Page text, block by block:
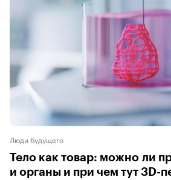
Люди будущего
Тело как товар: можно ли
и органы и при чем тут 3D-